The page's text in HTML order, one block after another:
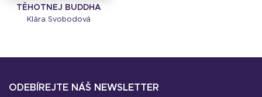
TĚHOTNEJ BUDDHA
Klára Svobodová
ODEBÍREJTE NÁŠ NEWSLETTER